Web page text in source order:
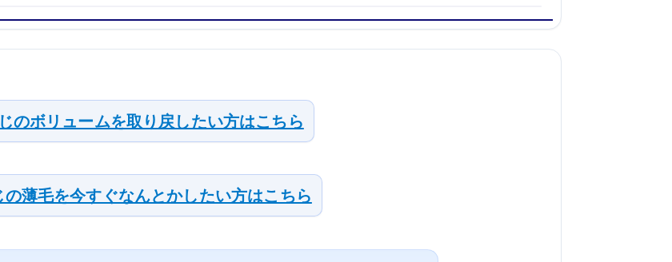
のボリュームを取り戻したい方はこちら
の薄毛を今すぐなんとかしたい方はこちら